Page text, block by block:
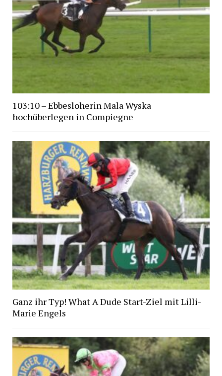
103:10 – Ebbesloherin Mala Wyska
hochüberlegen in Compiegne
Ganz ihr Typ! What A Dude Start-Ziel mit Lilli-
Marie Engels